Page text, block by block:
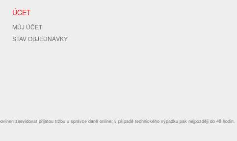
ÚČET
MŮJ ÚČET
STAV OBJEDNÁVKY
zaevidovat přijatou tržbu u správce daně online; v případě technického výpadku pak nejpozději do 48 hodin.